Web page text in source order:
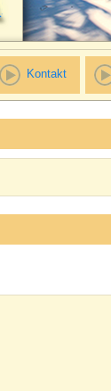
Kontakt